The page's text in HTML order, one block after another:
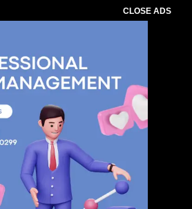
CLOSE ADS